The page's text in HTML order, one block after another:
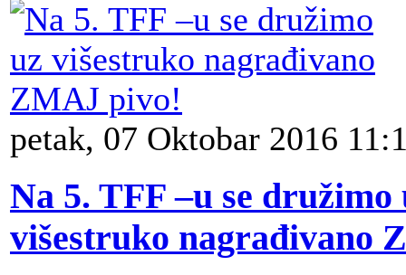
petak, 07 Oktobar 2016
Na 5. TFF –u se družimo
višestruko nagrađivano